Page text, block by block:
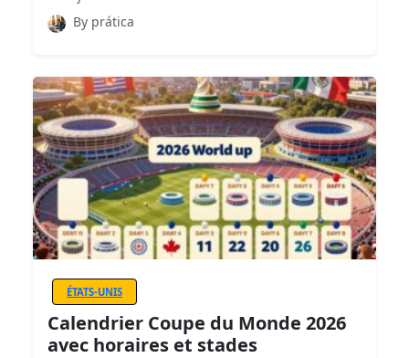
By prática
ÉTATS-UNIS
Calendrier Coupe du Monde 2026
avec horaires et stades